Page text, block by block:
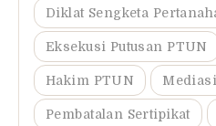
Diklat Sengketa
Eksekusi Putusan PTUN
Hakim PTUN
Pembatalan Sertipikat